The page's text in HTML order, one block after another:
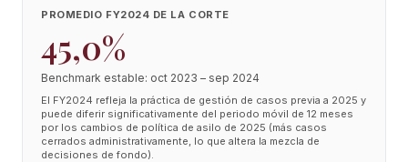
PROMEDIO FY2024 DE LA CORTE
45,0%
Benchmark estable: oct 2023 – sep 2024
El FY2024 refleja la práctica de gestión de casos previa a 2025 y
puede diferir significativamente del periodo móvil de 12 meses
por los cambios de política de asilo de 2025 (más casos
cerrados administrativamente, lo que altera la mezcla de
decisiones de fondo).